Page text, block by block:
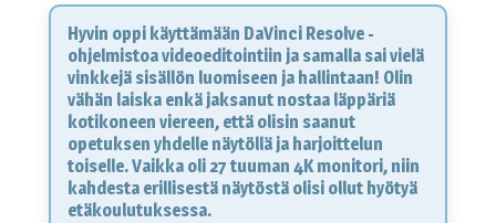
Hyvin oppi käyttämään DaVinci Resolve -
ohjelmistoa videoeditointiin ja samalla sai vielä
vinkkejä sisällön luomiseen ja hallintaan! Olin
vähän laiska enkä jaksanut nostaa läppäriä
kotikoneen viereen, että olisin saanut
opetuksen yhdelle näytöllä ja harjoittelun
toiselle. Vaikka oli 27 tuuman 4K monitori, niin
kahdesta erillisestä näytöstä olisi ollut hyötyä
etäkoulutuksessa.